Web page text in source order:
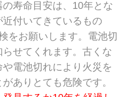
の寿命目安は、10年とな
付いてきているもの
をお願いします。電池切
せてくれます。古くな
電池切れにより火災を
ありとても危険です。